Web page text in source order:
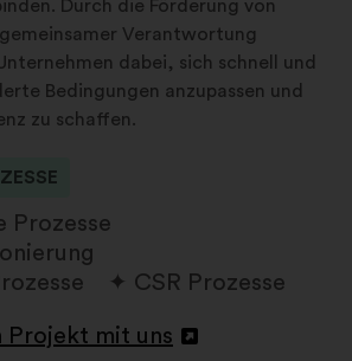
Durch die Förderung von
Verantwortung
dabei, sich schnell und
Bedingungen anzupassen und
zu schaffen.
Prozesse
CSR Prozesse
Projekt mit uns